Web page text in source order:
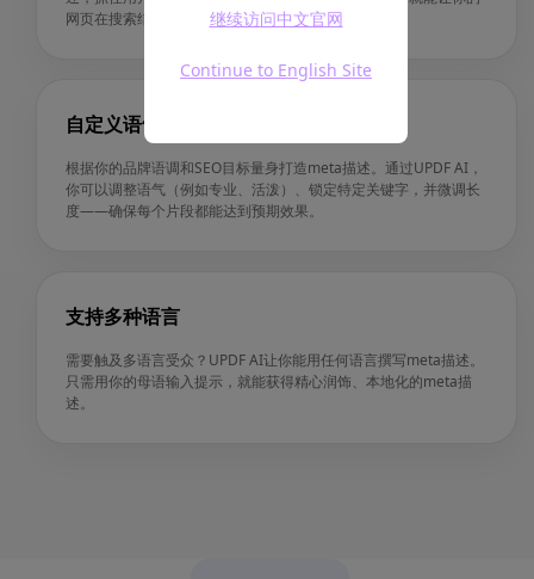
继续访问中文官网
Continue to English Site
网页在搜索结果中脱颖而出。
自定义语气和关键字
根据你的品牌语调和SEO目标量身打造meta描述。通过UPDF AI，
你可以调整语气（例如专业、活泼）、锁定特定关键字，并微调长
度——确保每个片段都能达到预期效果。
支持多种语言
需要触及多语言受众？UPDF AI让你能用任何语言撰写meta描述。
只需用你的母语输入提示，就能获得精心润饰、本地化的meta描
述。